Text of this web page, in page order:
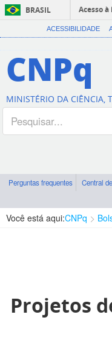
BRASIL
Acesso
ACESSIBILIDADE
CNPq
MINISTÉRIO DA CIÊNCIA,
Perguntas frequentes Central
Você está aqui:CNPq
Projetos